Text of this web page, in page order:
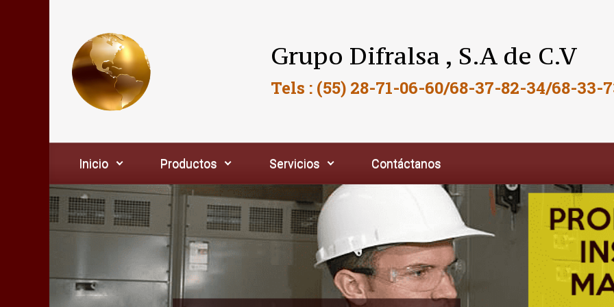
Grupo Difralsa , S.A de C.V
Tels : (55) 28-71-06-60/68-37-82-34/68-33-
Inicio Productos Servicios Contáctanos